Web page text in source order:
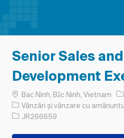
Senior Sales
Development
LocBac Ninh, Bắc Ninh, Vietnam
Categorie
Vânzări și vânzare cu amănuntul
Job IdJR266659